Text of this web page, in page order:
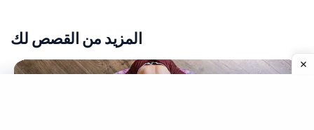
المزيد من القصص لك